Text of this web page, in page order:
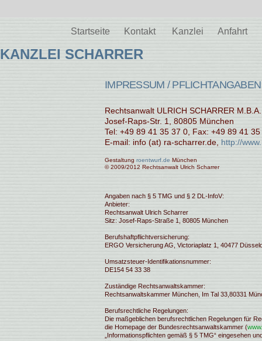
Startseite Kontakt Kanzlei Anfahrt
IMPRESSUM / PFLICHTANGABEN
Rechtsanwalt ULRICH SCHARRER
Josef-Raps-Str. 1, 80805 München
Tel: +49 89 41 35 37 0, Fax: +49 89 41
E-mail: info (at) ra-scharrer.de, http://
Gestaltung roentwurf.de München
© 2009/2012 Rechtsanwalt Ulrich Scharrer
Angaben nach § 5 TMG und § 2 DL-InfoV:
Anbieter:
Rechtsanwalt Ulrich Scharrer
Sitz: Josef-Raps-Straße 1, 80805 München
Berufshaftpflichtversicherung:
ERGO Versicherung AG, Victoriaplatz 1, 40477
Umsatzsteuer-Identifikationsnummer:
DE154 54 33 38
Zuständige Rechtsanwaltskammer:
Rechtsanwaltskammer München, Im Tal 33,80331
Berufsrechtliche Regelungen:
Die maßgeblichen berufsrechtlichen Regelungen für
die Homepage der Bundesrechtsanwaltskammer (
„Informationspflichten gemäß § 5 TMG“ eingesehen
KANZLEI SCHARRER